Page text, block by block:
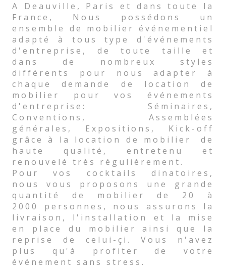
A Deauville, Paris et dans toute la
France, Nous possédons un
ensemble de mobilier événementiel
adapté à tous type d'événements
d'entreprise, de toute taille et
dans de nombreux styles
différents pour nous adapter à
chaque demande de location de
mobilier pour vos événements
d'entreprise: Séminaires,
Conventions, Assemblées
générales, Expositions, Kick-off
grâce à la location de mobilier de
haute qualité, entretenu et
renouvelé très régulièrement.
Pour vos cocktails dinatoires,
nous vous proposons une grande
quantité de mobilier de 20 à
2000 personnes, nous assurons la
livraison, l'installation et la mise
en place du mobilier ainsi que la
reprise de celui-çi. Vous n'avez
plus qu'à profiter de votre
événement sans stress.